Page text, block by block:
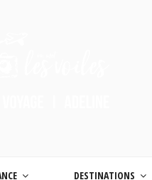
DESTINATIONS